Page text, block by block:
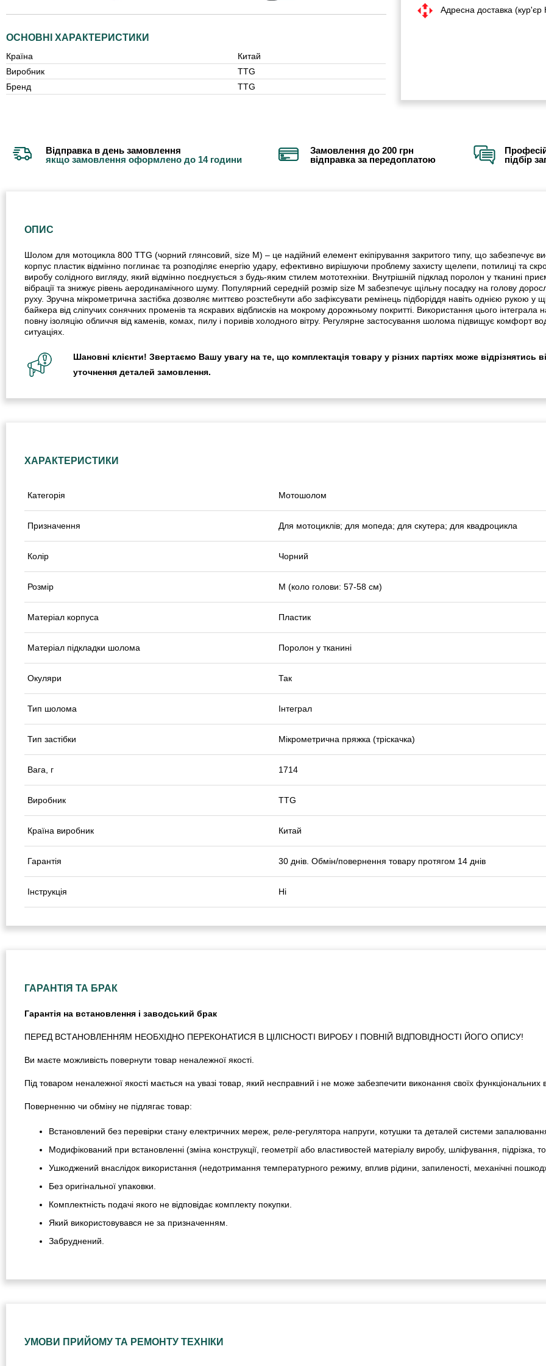
ОСНОВНІ ХАРАКТЕРИСТИКИ
Країна
Китай
Виробник
TTG
Бренд
TTG
Адресна доставка (кур'єр
Відправка в день замовлення
якщо замовлення оформлено до 14 години
Замовлення до 200 грн
відправка за передоплатою
підбір
ОПИС
Шолом для мотоцикла 800 TTG (чорний глянсовий, size М) – це надійний елемент екіпірування закритого типу, що забезпечує
корпус пластик відмінно поглинає та розподіляє енергію удару, ефективно вирішуючи проблему захисту щелепи, потилиці та
виробу солідного вигляду, який відмінно поєднується з будь-яким стилем мототехніки. Внутрішній підклад поролон у тканині
вібрації та знижує рівень аеродинамічного шуму. Популярний середній розмір size М забезпечує щільну посадку на голову
руху. Зручна мікрометрична застібка дозволяє миттєво розстебнути або зафіксувати ремінець підборіддя навіть однією рукою у
байкера від сліпучих сонячних променів та яскравих відблисків на мокрому дорожньому покритті. Використання цього інтеграла
повну ізоляцію обличчя від каменів, комах, пилу і поривів холодного вітру. Регулярне застосування шолома підвищує комфорт
ситуаціях.
Шановні клієнти! Звертаємо Вашу увагу на те, що комплектація товару у різних партіях може
уточнення деталей замовлення.
ХАРАКТЕРИСТИКИ
Категорія Мотошолом
Призначення Для мотоциклів; для мопеда; для скутера; для квадроцикла
Колір Чорний
Розмір М (коло голови: 57-58 см)
Матеріал корпуса Пластик
Матеріал підкладки шолома Поролон у тканині
Окуляри Так
Тип шолома Інтеграл
Тип застібки Мікрометрична пряжка (тріскачка)
Вага, г 1714
Виробник TTG
Країна виробник Китай
Гарантія 30 днів. Обмін/повернення товару протягом 14 днів
Інструкція Ні
ГАРАНТІЯ ТА БРАК
Гарантія на встановлення і заводський брак
ПЕРЕД ВСТАНОВЛЕННЯМ НЕОБХІДНО ПЕРЕКОНАТИСЯ В ЦІЛІСНОСТІ ВИРОБУ І ПОВНІЙ ВІДПОВІДНОСТІ ЙОГО ОПИСУ!
Ви маєте можливість повернути товар неналежної якості.
Під товаром неналежної якості мається на увазі товар, який несправний і не може забезпечити виконання своїх функціональних
Поверненню чи обміну не підлягає товар:
Встановлений без перевірки стану електричних мереж, реле-регулято­ра напруги, котушки та деталей системи
Модифікований при встановленні (зміна конструкції, геометрії або властивостей матеріалу виробу, шліфування, підрізка,
Ушкоджений внаслідок використання (недотримання температурного режиму, вплив рідини, запиленості, механічні
Без оригінальної упаковки.
Комплектність подачі якого не відповідає комплекту покупки.
Який використовувався не за призначенням.
Забруднений.
УМОВИ ПРИЙОМУ ТА РЕМОНТУ ТЕХНІКИ